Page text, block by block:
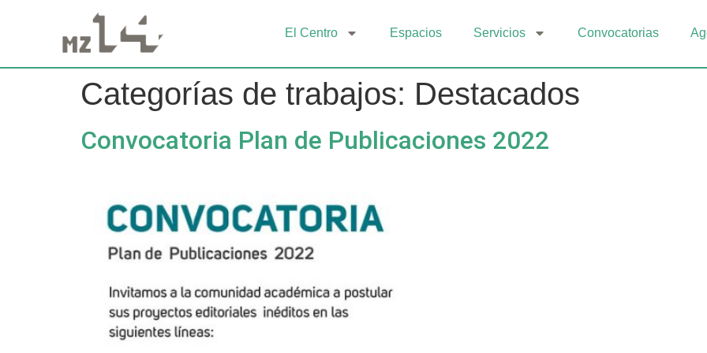
El Centro Espacios Servicios Convocatorias
Categorías de trabajos: Destacados
Convocatoria Plan de Publicaciones 2022